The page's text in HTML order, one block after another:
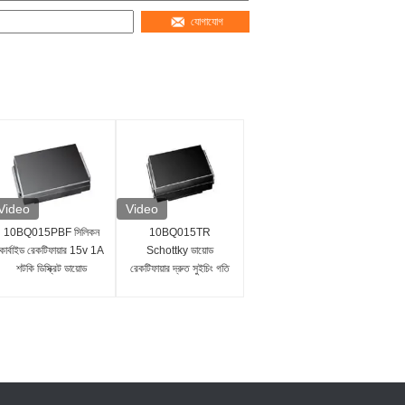
যোগাযোগ
10BQ015PBF সিলিকন
কার্বাইড রেকটিফায়ার 15v 1A
শটকি ডিস্ক্রিট ডায়োড
Video
10BQ015TR
Schottky ডায়োড
রেকটিফায়ার দ্রুত সুইচিং গতি